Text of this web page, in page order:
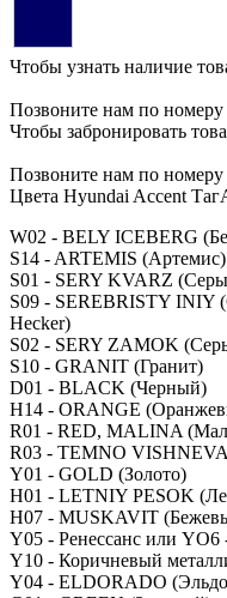
Чтобы узнать наличие
Позвоните нам по номеру
Чтобы забронировать
Позвоните нам по номеру
Цвета Hyundai Accent
W02 - BELY ICEBERG
S14 - ARTEMIS
S01 - SERY KVARZ
S09 - SEREBRISTY INIY
Hecker)
S02 - SERY ZAMOK
S10 - GRANIT (Гранит)
D01 - BLACK (Черный)
H14 - ORANGE
R01 - RED, MALINA
R03 - TEMNO
Y01 - GOLD (Золото)
H01 - LETNIY PESOK
H07 - MUSKAVIT
Y05 - Ренессанс или YO6
Y10 - Коричневый
Y04 - ELDORADO